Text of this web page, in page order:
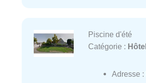
Piscine d'été
Catégorie : Hôtel
Adresse :